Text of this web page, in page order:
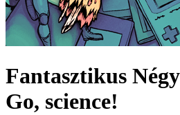
Fantasztikus
Go, science!